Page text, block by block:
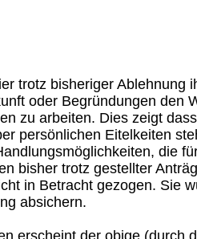
trotz bisheriger Ablehnung
oder Begründungen den
zu arbeiten. Dies zeigt
persönlichen Eitelkeiten
die
bisher trotz gestellter
in Betracht gezogen. Sie
absichern.
erscheint der obige (durch